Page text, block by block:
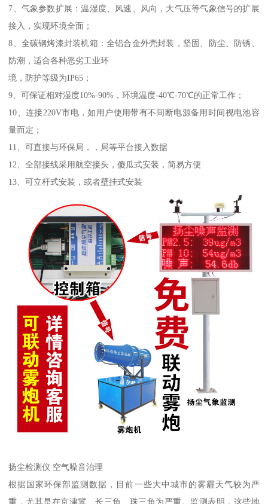
7、气象参数扩展：温湿度、风速、风向，大气压等气象信号的扩展
接入，实现环境全面；
8、全碳钢烤漆封装机箱：全铝合金外壳封装，坚固、防尘、防锈、
防潮，适合各种恶劣工业环
境，防护等级为IP65；
9、可保证相对湿度10%-90%，环境温度-40℃-70℃的正常工作；
10、连接220V市电，如用户使用带有不间断电源备用时间视电池容
量而定；
11、可直接与环保局，，局等平台接入数据
12、全部接线采用航空接头，傻瓜式安装，简易方便
13、可立杆式安装，或者壁挂式安装
扬尘检测仪 空气噪音治理
根据国家环保部监测数据，目前一些大中城市的雾霾天气较为严
重，尤其是在京津冀、长三角、珠三角为严重。监测表明，这些地